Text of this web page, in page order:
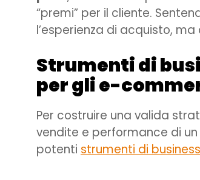
“premi” per il cliente.
l’esperienza di acquisto,
Strumenti di
per gli e-
Per costruire una valida
vendite e performance di
potenti strumenti di